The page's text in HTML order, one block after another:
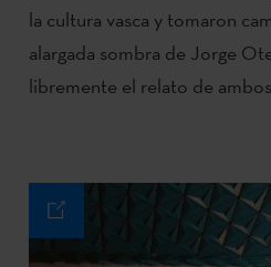
la cultura vasca y tomaron
alargada sombra de Jorge
libremente el relato de